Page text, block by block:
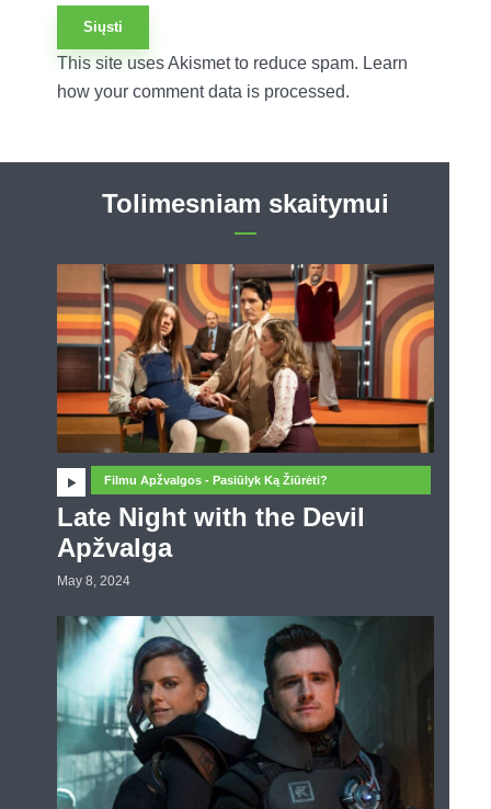
This site uses Akismet to reduce spam. Learn
how your comment data is processed.
Tolimesniam skaitymui
Filmu Apžvalgos - Pasiūlyk Ką Žiūrėti?
Late Night with the Devil
Apžvalga
May 8, 2024